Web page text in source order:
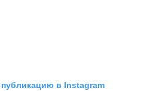
в Instagram